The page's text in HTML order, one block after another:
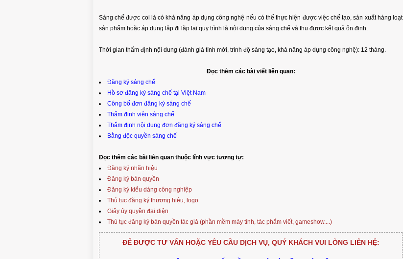
Sáng chế được coi là có khả năng áp dụng công nghệ nếu có thể thực hiện được việc chế tạo, sản xuất hàng loạt
sản phẩm hoặc áp dụng lặp đi lặp lại quy trình là nội dung của sáng chế và thu được kết quả ổn định.
Thời gian thẩm định nội dung (đánh giá tính mới, trình độ sáng tạo, khả năng áp dụng công nghệ): 12 tháng.
Đọc thêm các bài viết liên quan:
Đăng ký sáng chế
Hồ sơ đăng ký sáng chế tại Việt Nam
Công bố đơn đăng ký sáng chế
Thẩm định viên sáng chế
Thẩm định nội dung đơn đăng ký sáng chế
Bằng độc quyền sáng chế
Đọc thêm các bài liên quan thuộc lĩnh vực tương tự:
Đăng ký nhãn hiệu
Đăng ký bản quyền
Đăng ký kiểu dáng công nghiệp
Thủ tục đăng ký thương hiệu, logo
Giấy ủy quyền đại diện
Thủ tục đăng ký bản quyền tác giả (phần mềm máy tính, tác phẩm viết, gameshow....)
ĐỂ ĐƯỢC TƯ VẤN HOẶC YÊU CẦU DỊCH VỤ, QUÝ KHÁCH VUI LÒNG LIÊN HỆ:
CHUẨN BỊ THƯ CHUYỂN VĂN BẰNG NHÃN
HIỆU GỐC TỚI KHÁCH HÀNG